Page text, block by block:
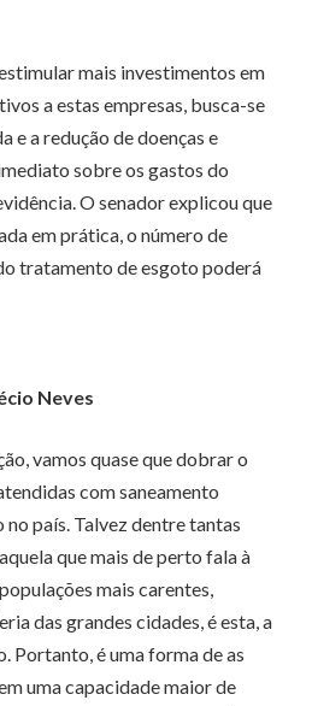
mais investimentos em
a estas empresas, busca-se
e a redução de doenças e
sobre os gastos do
O senador explicou que
em prática, o número de
tratamento de esgoto poderá
Neves
vamos quase que dobrar o
com saneamento
país. Talvez dentre tantas
que mais de perto fala à
mais carentes,
das grandes cidades, é esta, a
Portanto, é uma forma de as
uma capacidade maior de